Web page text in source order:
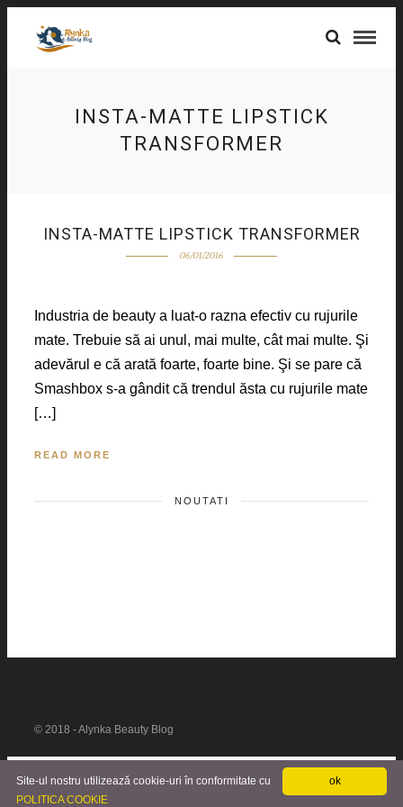
INSTA-MATTE LIPSTICK
TRANSFORMER
INSTA-MATTE LIPSTICK TRANSFORMER
06/01/2016
Industria de beauty a luat-o razna efectiv cu rujurile
mate. Trebuie să ai unul, mai multe, cât mai multe. Şi
adevărul e că arată foarte, foarte bine. Şi se pare că
Smashbox s-a gândit că trendul ăsta cu rujurile mate
[…]
READ MORE
NOUTATI
© 2018 - Alynka Beauty Blog
ok
Site-ul nostru utilizează cookie-uri în conformitate cu
POLITICA COOKIE